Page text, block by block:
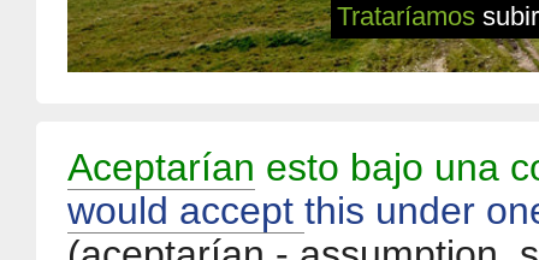
Trataríamos
Aceptarían esto bajo una
would accept this under